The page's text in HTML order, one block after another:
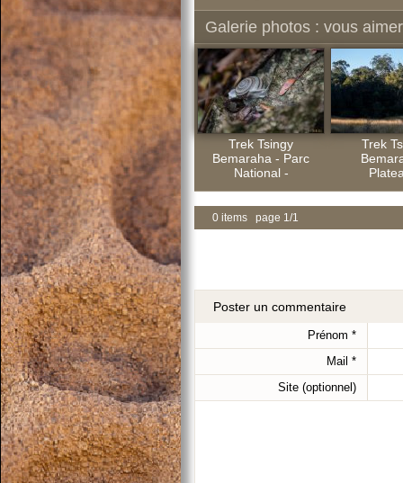
Galerie photos : vous
Trek Tsingy
Bemaraha - Parc
National -
Trek
0 items page 1/1
Poster un commentaire
Prénom *
Mail *
Site (optionnel)